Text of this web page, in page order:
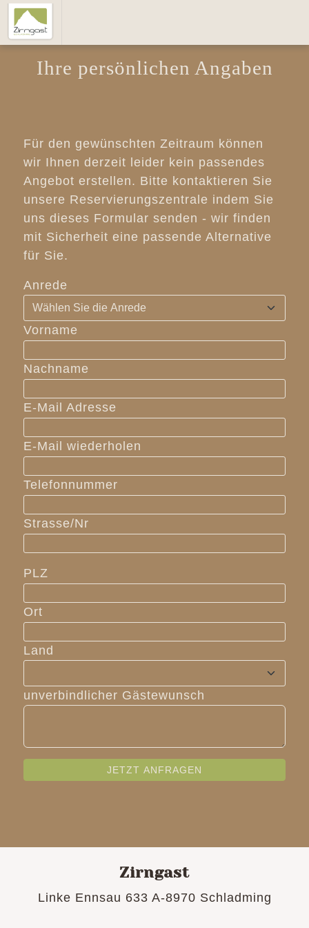
Ihre persönlichen Angaben
Für den gewünschten Zeitraum können
wir Ihnen derzeit leider kein passendes
Angebot erstellen. Bitte kontaktieren Sie
unsere Reservierungszentrale indem Sie
uns dieses Formular senden - wir finden
mit Sicherheit eine passende Alternative
für Sie.
Anrede
Vorname
Nachname
E-Mail Adresse
E-Mail wiederholen
Telefonnummer
Strasse/Nr
PLZ
Ort
Land
unverbindlicher Gästewunsch
Zirngast
Linke Ennsau 633 A-8970 Schladming